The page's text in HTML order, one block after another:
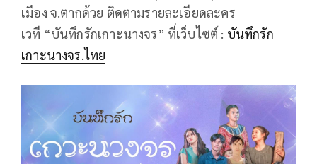
เมือง จ.ตากด้วย ติดตามรายละเอียดละคร
เวที “บันทึกรักเกาะนางจร” ที่เว็บไซต์ : บันทึกรัก
เกาะนางจร.ไทย